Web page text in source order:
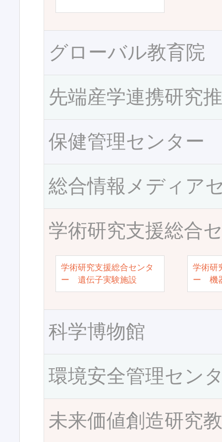
グローバル教育院
先端産学連携研究
保健管理センター
総合情報メディア
学術研究支援総合
学術研究支援総合センタ
ー 遺伝子実験施設
学術研
ー 機
科学博物館
環境安全管理セン
未来価値創造研究